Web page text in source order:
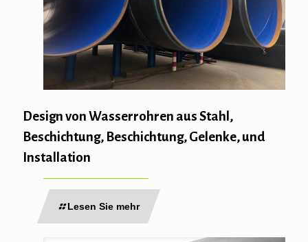
Design von Wasserrohren aus Stahl,
Beschichtung, Beschichtung, Gelenke, und
Installation
Lesen Sie mehr